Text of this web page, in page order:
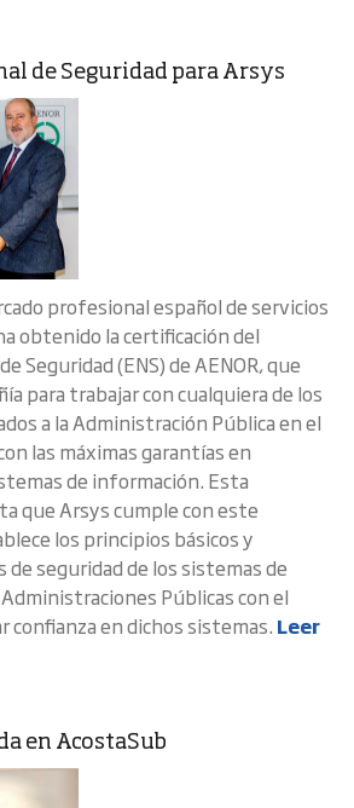
de Seguridad para Arsys
profesional español de servicios
obtenido la certificación del
Seguridad (ENS) de AENOR, que
para trabajar con cualquiera de los
a la Administración Pública en el
las máximas garantías en
de información. Esta
que Arsys cumple con este
los principios básicos y
seguridad de los sistemas de
Públicas con el
confianza en dichos sistemas. Leer
en AcostaSub